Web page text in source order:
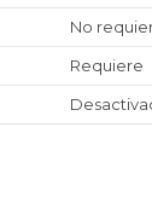
No
Requiere